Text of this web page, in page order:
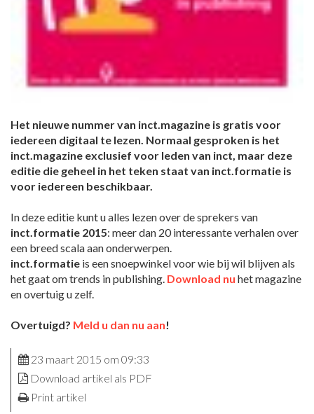
Het nieuwe nummer van inct.magazine is gratis voor
iedereen digitaal te lezen. Normaal gesproken is het
inct.magazine exclusief voor leden van inct, maar deze
editie die geheel in het teken staat van inct.formatie is
voor iedereen beschikbaar.
In deze editie kunt u alles lezen over de sprekers van
inct.formatie 2015: meer dan 20 interessante verhalen over
een breed scala aan onderwerpen.
inct.formatie is een snoepwinkel voor wie bij wil blijven als
het gaat om trends in publishing. Download nu het magazine
en overtuig u zelf.
Overtuigd? Meld u dan nu aan!
23 maart 2015 om 09:33
Download artikel als PDF
Print artikel